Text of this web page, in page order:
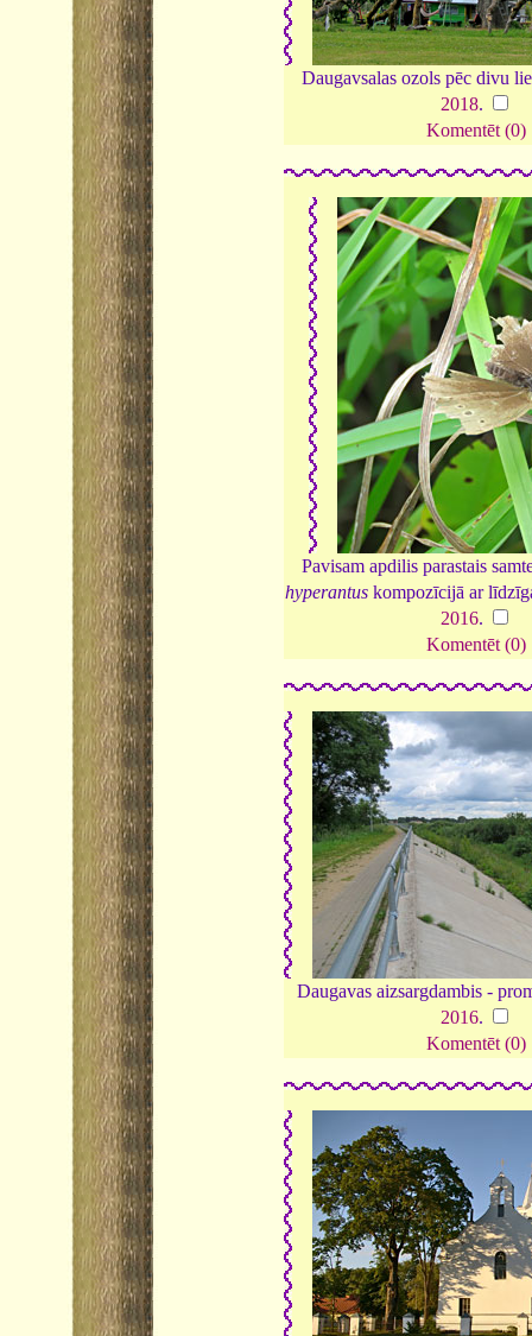
Daugavsalas ozols pēc divu
2018.
Komentēt (0)
Pavisam apdilis parastais
hyperantus kompozīcijā ar
2016.
Komentēt (0)
Daugavas aizsargdambis -
2016.
Komentēt (0)